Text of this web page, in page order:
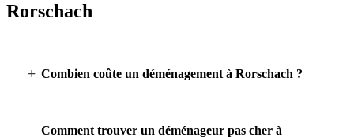
Rorschach
Combien coûte un déménagement à Rorschach ?
Comment trouver un déménageur pas cher à